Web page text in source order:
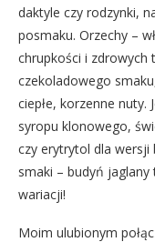
daktyle czy rodzynki,
posmaku. Orzechy –
chrupkości i zdrowych
czekoladowego
ciepłe, korzenne nuty.
syropu klonowego,
czy erytrytol dla wersji
smaki – budyń jaglany
wariacji!
Moim ulubionym